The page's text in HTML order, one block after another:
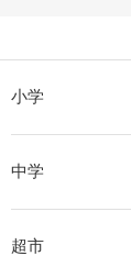
小学
中学
超市